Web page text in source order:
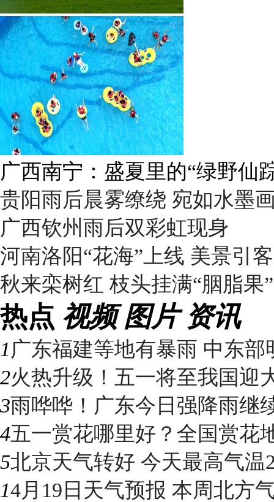
广西南宁：盛夏里的“绿野仙
贵阳雨后晨雾缭绕 宛如水墨
广西钦州雨后双彩虹现身
河南洛阳“花海”上线 美景引
秋来栾树红 枝头挂满“胭脂果”
热点 视频 图片 资讯
1 广东福建等地有暴雨 中东部
2火热升级！五一将至我国迎
3雨哗哗！广东今日强降雨继
4五一赏花哪里好？全国赏花
5北京天气转好 今天最高气
14月19日天气预报 本周北方